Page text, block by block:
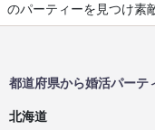
のパーティーを見つけ素
都道府県から婚活パーテ
北海道